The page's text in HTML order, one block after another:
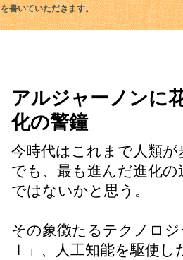
を書いていただきます。
アルジャーノンに
化の警鐘
今時代はこれまで人類が
でも、最も進んだ進化
ではないかと思う。
その象徴たるテクノロ
Ｉ」、人工知能を駆使し